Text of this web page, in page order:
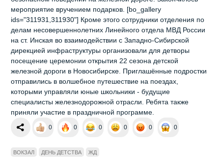
мероприятие вручением подарков. [bo_gallery
ids="311931,311930"] Кроме этого сотрудники отделения по
делам несовершеннолетних Линейного отдела МВД России
на ст. Инская во взаимодействии с Западно-Сибирской
дирекцией инфраструктуры организовали для детворы
посещение церемонии открытия 22 сезона детской
железной дороги в Новосибирске. Приглашённые подростки
отправились в волшебное путешествие на поездах,
которыми управляли юные школьники - будущие
специалисты железнодорожной отрасли. Ребята также
приняли участие в праздничной программе.
0 0 0 0 0 0
ВОКЗАЛ ДЕНЬ ДЕТСТВА ЖД